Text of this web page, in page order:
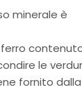
minerale è
le
fornito dalla